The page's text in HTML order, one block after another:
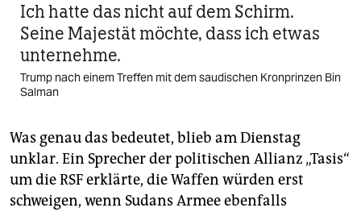
Ich hatte das nicht auf dem Schirm.
Seine Majestät möchte, dass ich etwas
unternehme.
Trump nach einem Treffen mit dem saudischen Kronprinzen Bin
Salman
Was genau das bedeutet, blieb am Dienstag
unklar. Ein Sprecher der politischen Allianz „Tasis“
um die RSF erklärte, die Waffen würden erst
schweigen, wenn Sudans Armee ebenfalls